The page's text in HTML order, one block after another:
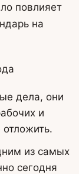
повлияет
на
дела, они
и
из самых
сегодня